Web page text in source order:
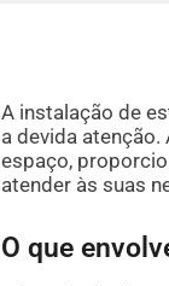
A instalação de
a devida
espaço,
atender às suas
O que